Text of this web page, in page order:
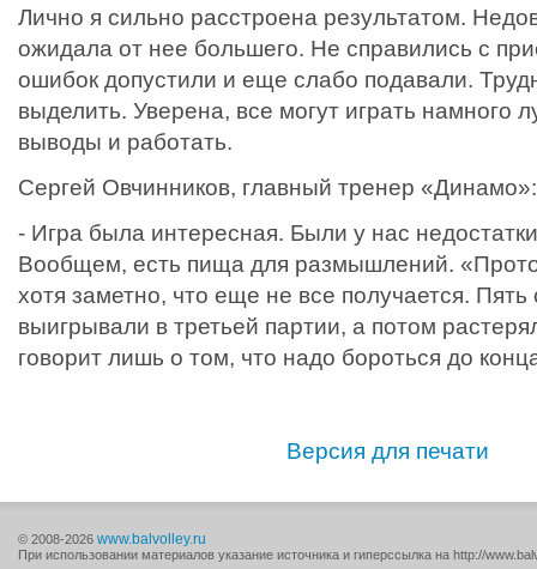
Лично я сильно расстроена результатом.
ожидала от нее большего. Не справились с
ошибок допустили и еще слабо подавали.
выделить. Уверена, все могут играть намного
выводы и работать.
Сергей Овчинников, главный тренер «Динамо»:
- Игра была интересная. Были у нас
Вообщем, есть пища для размышлений.
хотя заметно, что еще не все получается. Пять
выигрывали в третьей партии, а потом
говорит лишь о том, что надо бороться до
Версия для печати
© 2008-2026 www.balvolley.ru
При использовании материалов указание источника и гиперссылка на http://